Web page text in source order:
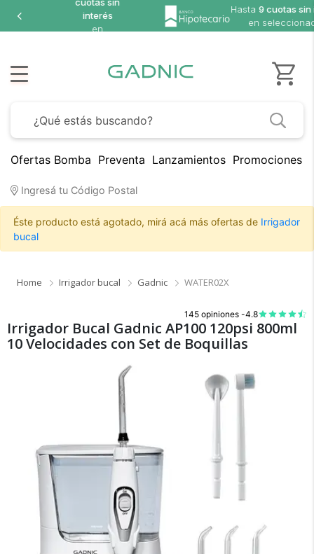
interés
en
Hasta9 cuotas sin
en
Ofertas Bomba Preventa Lanzamientos Promociones
Ingresá tu Código Postal
Éste producto está agotado, mirá acá más ofertas de Irrigador
bucal
Home Irrigador bucal Gadnic WATER02X
145 opiniones -4.8
Irrigador Bucal Gadnic AP100 120psi 800ml
10 Velocidades con Set de Boquillas